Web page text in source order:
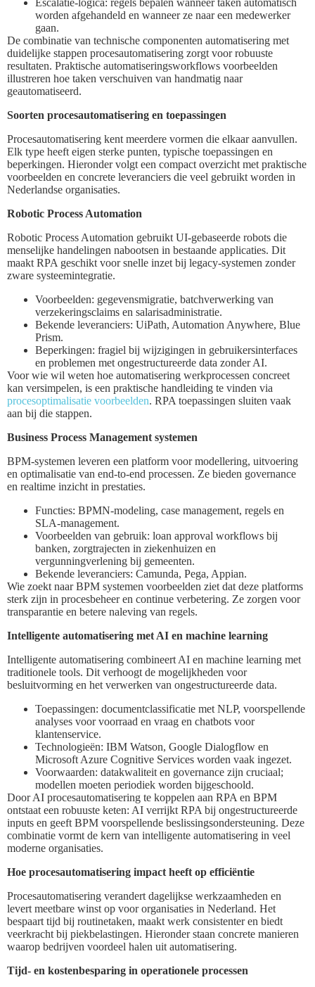
Escalatie-logica: regels bepalen wanneer taken automatisch
worden afgehandeld en wanneer ze naar een medewerker
gaan.
De combinatie van technische componenten automatisering met
duidelijke stappen procesautomatisering zorgt voor robuuste
resultaten. Praktische automatiseringsworkflows voorbeelden
illustreren hoe taken verschuiven van handmatig naar
geautomatiseerd.
Soorten procesautomatisering en toepassingen
Procesautomatisering kent meerdere vormen die elkaar aanvullen.
Elk type heeft eigen sterke punten, typische toepassingen en
beperkingen. Hieronder volgt een compact overzicht met praktische
voorbeelden en concrete leveranciers die veel gebruikt worden in
Nederlandse organisaties.
Robotic Process Automation
Robotic Process Automation gebruikt UI-gebaseerde robots die
menselijke handelingen nabootsen in bestaande applicaties. Dit
maakt RPA geschikt voor snelle inzet bij legacy-systemen zonder
zware systeemintegratie.
Voorbeelden: gegevensmigratie, batchverwerking van
verzekeringsclaims en salarisadministratie.
Bekende leveranciers: UiPath, Automation Anywhere, Blue
Prism.
Beperkingen: fragiel bij wijzigingen in gebruikersinterfaces
en problemen met ongestructureerde data zonder AI.
Voor wie wil weten hoe automatisering werkprocessen concreet
kan versimpelen, is een praktische handleiding te vinden via
procesoptimalisatie voorbeelden. RPA toepassingen sluiten vaak
aan bij die stappen.
Business Process Management systemen
BPM-systemen leveren een platform voor modellering, uitvoering
en optimalisatie van end-to-end processen. Ze bieden governance
en realtime inzicht in prestaties.
Functies: BPMN-modeling, case management, regels en
SLA-management.
Voorbeelden van gebruik: loan approval workflows bij
banken, zorgtrajecten in ziekenhuizen en
vergunningverlening bij gemeenten.
Bekende leveranciers: Camunda, Pega, Appian.
Wie zoekt naar BPM systemen voorbeelden ziet dat deze platforms
sterk zijn in procesbeheer en continue verbetering. Ze zorgen voor
transparantie en betere naleving van regels.
Intelligente automatisering met AI en machine learning
Intelligente automatisering combineert AI en machine learning met
traditionele tools. Dit verhoogt de mogelijkheden voor
besluitvorming en het verwerken van ongestructureerde data.
Toepassingen: documentclassificatie met NLP, voorspellende
analyses voor voorraad en vraag en chatbots voor
klantenservice.
Technologieën: IBM Watson, Google Dialogflow en
Microsoft Azure Cognitive Services worden vaak ingezet.
Voorwaarden: datakwaliteit en governance zijn cruciaal;
modellen moeten periodiek worden bijgeschoold.
Door AI procesautomatisering te koppelen aan RPA en BPM
ontstaat een robuuste keten: AI verrijkt RPA bij ongestructureerde
inputs en geeft BPM voorspellende beslissingsondersteuning. Deze
combinatie vormt de kern van intelligente automatisering in veel
moderne organisaties.
Hoe procesautomatisering impact heeft op efficiëntie
Procesautomatisering verandert dagelijkse werkzaamheden en
levert meetbare winst op voor organisaties in Nederland. Het
bespaart tijd bij routinetaken, maakt werk consistenter en biedt
veerkracht bij piekbelastingen. Hieronder staan concrete manieren
waarop bedrijven voordeel halen uit automatisering.
Tijd- en kostenbesparing in operationele processen